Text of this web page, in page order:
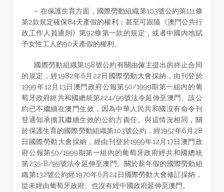
– 在保護生育方面，國際勞動組織第103號公約第111條
第2款規定確保84天產假的權利；甚至可跟隨《澳門公共行
政工作人員通則》第92條第一款的規定，或者中國內地賦
予女性工人的90天產假的權利。
國際勞動組織第158號公約有關由僱主提出的終止合同
的規定，經1982年6月22日國際勞動大會採納，由刊登於
1999年12月13日澳門政府公報第50/1999期第一組內的葡
萄牙政府經共和國總統第224/99號法令延伸至澳門。該公
約已不繼續在澳門生效，因為中華人民共和國沒有命令刊
登通知承擔其繼續生效的公約方責任。與這情況相同，關
於保護生育的國際勞動組織第103號公約，經1952年6月28
日國際勞動大會採納，經由刊登於1999年12月17日澳門政
府公報第50/1999期第一組內的葡萄牙政府經共和國總統
第235-B/99號法令延伸至澳門。關於薪年假的國際勞動組
織第132號公約經1970年6月24日國際勞動大會修訂採納，
從未經由葡萄牙政府、也沒有經中國政府延伸至澳門。